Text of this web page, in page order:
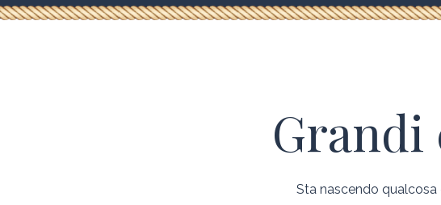
Grandi
Sta nascendo qualcosa